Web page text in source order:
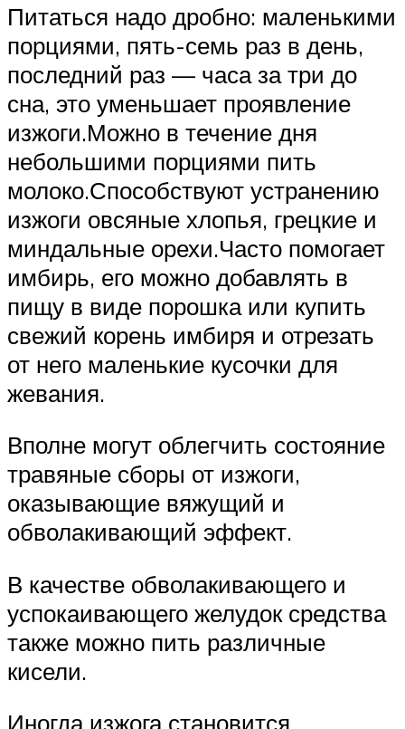
Питаться надо дробно: маленькими
порциями, пять-семь раз в день,
последний раз — часа за три до
сна, это уменьшает проявление
изжоги.Можно в течение дня
небольшими порциями пить
молоко.Способствуют устранению
изжоги овсяные хлопья, грецкие и
миндальные орехи.Часто помогает
имбирь, его можно добавлять в
пищу в виде порошка или купить
свежий корень имбиря и отрезать
от него маленькие кусочки для
жевания.
Вполне могут облегчить состояние
травяные сборы от изжоги,
оказывающие вяжущий и
обволакивающий эффект.
В качестве обволакивающего и
успокаивающего желудок средства
также можно пить различные
кисели.
Иногда изжога становится